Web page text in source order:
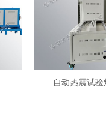
自动热震试